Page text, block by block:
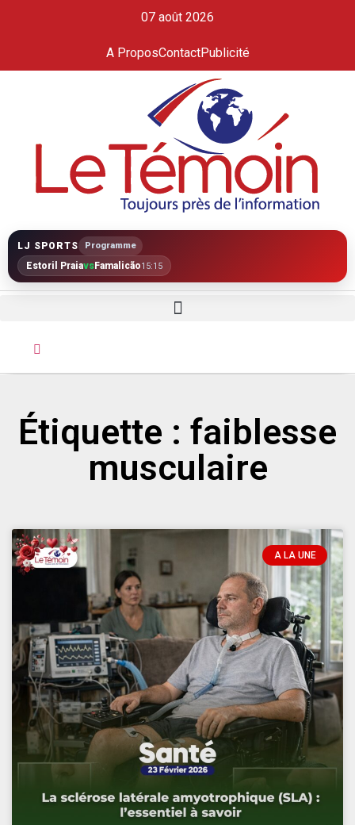
07 août 2026
A ProposContactPublicité
LJ SPORTS Programme
Estoril PraiavsFamalicão15:15
Étiquette : faiblesse
musculaire
A LA UNE